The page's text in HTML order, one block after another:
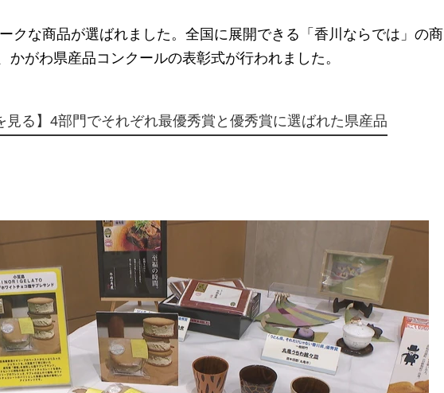
クな商品が選ばれました。全国に展開できる「香川ならでは」の商
かがわ県産品コンクールの表彰式が行われました。
見る】4部門でそれぞれ最優秀賞と優秀賞に選ばれた県産品